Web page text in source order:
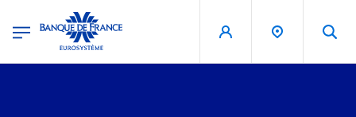
Banque de France - Menu Principal